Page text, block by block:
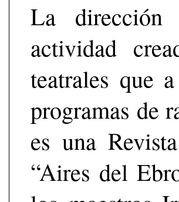
La dirección
actividad
teatrales que
programas de
es una
“Aires del